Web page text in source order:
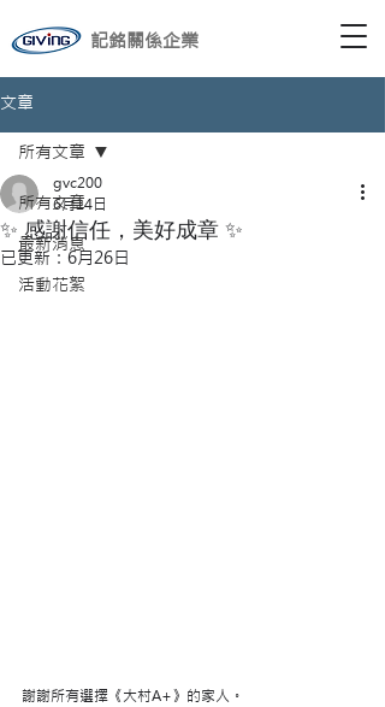
記銘關係企業
文章
所有文章
最新消息
活動花絮
所有文章
✨ 感謝信任，美好成章 ✨
gvc200
6月14日
已更新：6月26日
謝謝所有選擇《大村A+》的家人。